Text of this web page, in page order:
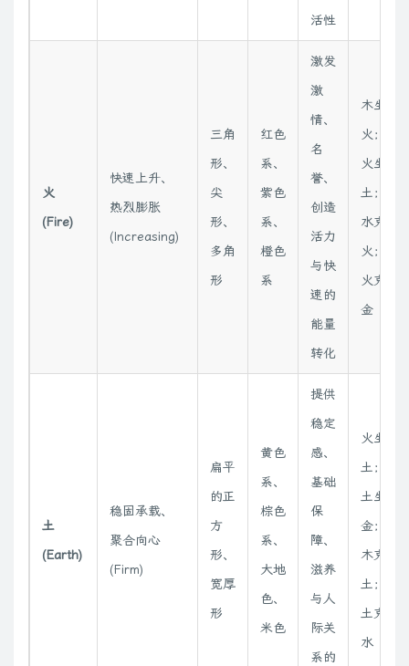
活性
火
(Fire)
快速上升、
热烈膨胀
(Increasing)
三角
形、
尖
形、
多角
形
红色
系、
紫色
系、
橙色
系
激发
激
情、
名
誉、
创造
活力
与快
速的
能量
转化
木生
火；
火生
土；
水克
火；
火克
金
土
(Earth)
稳固承载、
聚合向心
(Firm)
扁平
的正
方
形、
宽厚
形
黄色
系、
棕色
系、
大地
色、
米色
提供
稳定
感、
基础
保
障、
滋养
与人
际关
系的
火生
土；
土生
金；
木克
土；
土克
水